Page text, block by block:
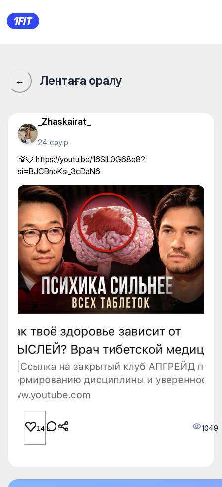
💯🩵 https://youtu.be/
← Лентаға оралу
_Zhaskairat_
24 сәуір
💯🩵 https://youtu.be/16SlL0G68e8?
si=BJCBnoKsi_3cDaN6
14 1049